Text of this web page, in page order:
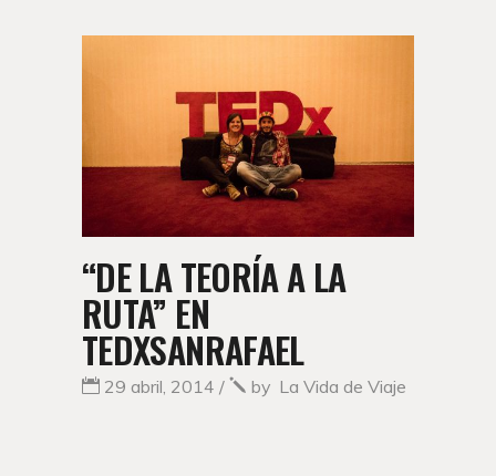
“DE LA TEORÍA A LA
RUTA” EN
TEDXSANRAFAEL
29 abril, 2014 by La Vida de Viaje